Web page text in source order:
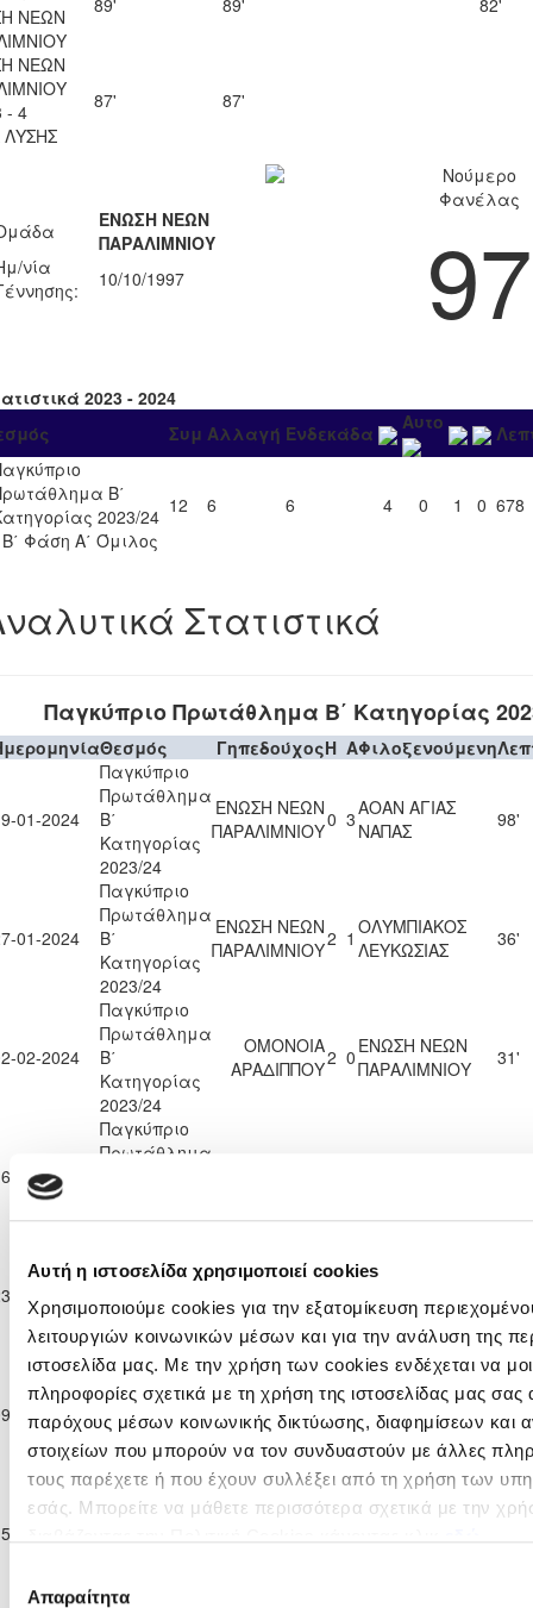
Αυτή η ιστοσελίδα χρησιμοποιεί cookies
Χρησιμοποιούμε cookies για την εξατομίκευση
λειτουργιών κοινωνικών μέσων και για την ανάλυση της
ιστοσελίδα μας. Με την χρήση των cookies ενδέχεται να
πληροφορίες σχετικά με τη χρήση της ιστοσελίδας μας
παρόχους μέσων κοινωνικής δικτύωσης, διαφημίσεων και
στοιχείων που μπορούν να τον συνδυαστούν με άλλες
τους παρέχετε ή που έχουν συλλέξει από τη χρήση των
εσάς. Μπορείτε να μάθετε περισσότερα σχετικά με την
συγκατάθεσης
Απαραίτητα
ΝΕΩΝ
ΝΕΩΝ
- 4
ΛΥΣΗΣ
87' 87'
ΕΝΩΣΗ ΝΕΩΝ
ΠΑΡΑΛΙΜΝΙΟΥ
νία
10/10/1997
Νούμερο
Φανέλας
97
2023 - 2024
Συμ Αλλαγή Ενδεκάδα Αυτο
Β΄
2023/24
Φάση Α΄ Όμιλος
12 6 6 4 0 1 0 678
Στατιστικά
Παγκύπριο Πρωτάθλημα Β΄ Κατηγορίας
Θεσμός ΓηπεδούχοςH AΦιλοξενούμενη
01-2024
Παγκύπριο
Πρωτάθλημα
Β΄
Κατηγορίας
2023/24
ΕΝΩΣΗ ΝΕΩΝ
ΠΑΡΑΛΙΜΝΙΟΥ0 3ΑΟΑΝ ΑΓΙΑΣ
ΝΑΠΑΣ
98'
01-2024
Παγκύπριο
Πρωτάθλημα
Β΄
Κατηγορίας
2023/24
ΕΝΩΣΗ ΝΕΩΝ
ΠΑΡΑΛΙΜΝΙΟΥ2 1 ΟΛΥΜΠΙΑΚΟΣ
ΛΕΥΚΩΣΙΑΣ
36'
02-2024
Παγκύπριο
Πρωτάθλημα
Β΄
Κατηγορίας
2023/24
ΟΜΟΝΟΙΑ
ΑΡΑΔΙΠΠΟΥ2 0 ΕΝΩΣΗ ΝΕΩΝ
ΠΑΡΑΛΙΜΝΙΟΥ
31'
02-2024
Παγκύπριο
Πρωτάθλημα
2023/24
02-2024
Πρωτάθλημα
Κατηγορίας
2023/24
ΕΝΩΣΗ ΝΕΩΝ
ΠΑΡΑΛΙΜΝΙΟΥ
03-2024
Παγκύπριο
Πρωτάθλημα
Β΄
Κατηγορίας
2023/24
ΑΟΑΝ ΑΓΙΑΣ
ΝΑΠΑΣ 1 3ΕΝΩΣΗ ΝΕΩΝ
ΠΑΡΑΛΙΜΝΙΟΥ
82'
03-2024
Παγκύπριο
Πρωτάθλημα ΟΛΥΜΠΙΑΚΟΣ
ΕΝΩΣΗ ΝΕΩΝ